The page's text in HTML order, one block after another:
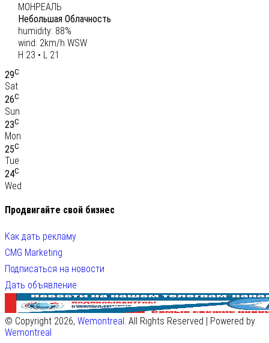
МОНРЕАЛЬ
Небольшая Облачность
humidity: 88%
wind: 2km/h WSW
H 23 • L 21
29C
Sat
26C
Sun
23C
Mon
25C
Tue
24C
Wed
Продвигайте свой бизнес
Как дать рекламу
CMG Marketing
Подписаться на новости
Дать объявление
© Copyright 2026, Wemontreal. All Rights Reserved | Powered by
Wemontreal